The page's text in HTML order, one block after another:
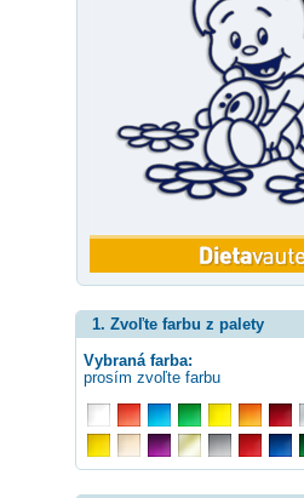
1. Zvoľte farbu z palety
Vybraná farba:
prosím zvoľte farbu